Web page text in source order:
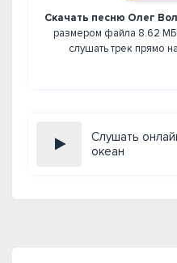
Скачать песню Олег
размером файла 8.62
слушать трек прямо
Слушать
океан